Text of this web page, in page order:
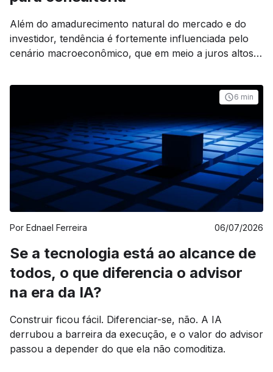
Além do amadurecimento natural do mercado e do
investidor, tendência é fortemente influenciada pelo
cenário macroeconômico, que em meio a juros altos,
6 min
Por Ednael Ferreira 06/07/2026
Se a tecnologia está ao alcance de
todos, o que diferencia o advisor
na era da IA?
Construir ficou fácil. Diferenciar-se, não. A IA
derrubou a barreira da execução, e o valor do advisor
passou a depender do que ela não comoditiza.